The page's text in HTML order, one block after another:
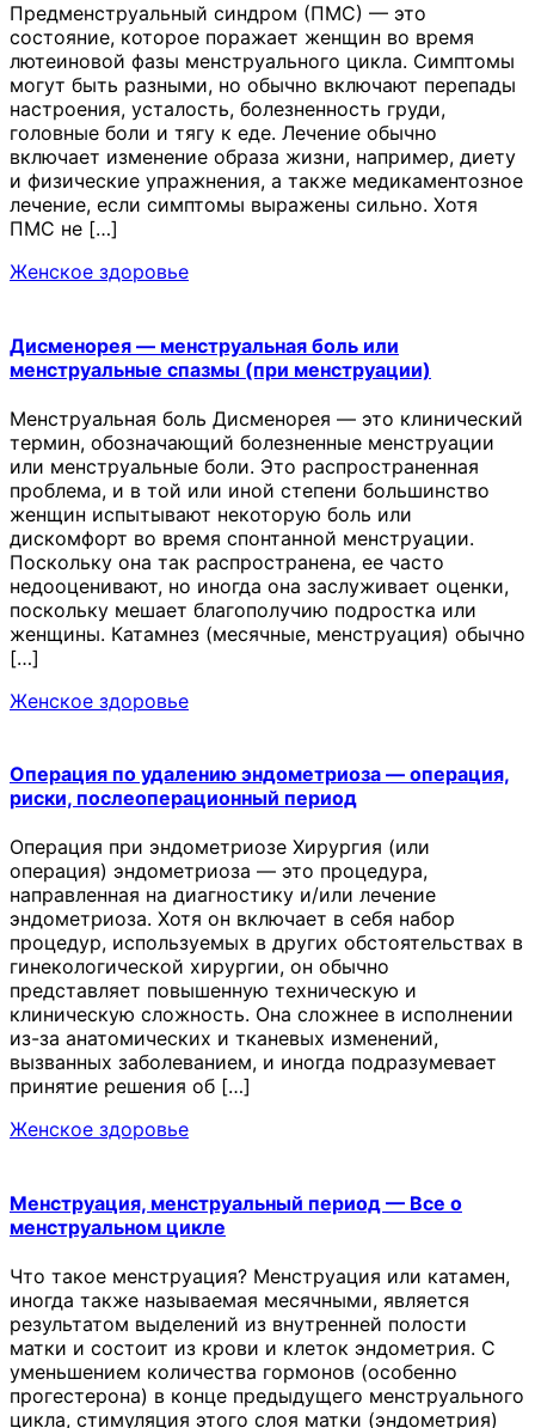
Предменструальный синдром (ПМС) — это
состояние, которое поражает женщин во время
лютеиновой фазы менструального цикла. Симптомы
могут быть разными, но обычно включают перепады
настроения, усталость, болезненность груди,
головные боли и тягу к еде. Лечение обычно
включает изменение образа жизни, например, диету
и физические упражнения, а также медикаментозное
лечение, если симптомы выражены сильно. Хотя
ПМС не […]
Женское здоровье
Дисменорея — менструальная боль или
менструальные спазмы (при менструации)
Менструальная боль Дисменорея — это клинический
термин, обозначающий болезненные менструации
или менструальные боли. Это распространенная
проблема, и в той или иной степени большинство
женщин испытывают некоторую боль или
дискомфорт во время спонтанной менструации.
Поскольку она так распространена, ее часто
недооценивают, но иногда она заслуживает оценки,
поскольку мешает благополучию подростка или
женщины. Катамнез (месячные, менструация) обычно
[…]
Женское здоровье
Операция по удалению эндометриоза — операция,
риски, послеоперационный период
Операция при эндометриозе Хирургия (или
операция) эндометриоза — это процедура,
направленная на диагностику и/или лечение
эндометриоза. Хотя он включает в себя набор
процедур, используемых в других обстоятельствах в
гинекологической хирургии, он обычно
представляет повышенную техническую и
клиническую сложность. Она сложнее в исполнении
из-за анатомических и тканевых изменений,
вызванных заболеванием, и иногда подразумевает
принятие решения об […]
Женское здоровье
Менструация, менструальный период — Все о
менструальном цикле
Что такое менструация? Менструация или катамен,
иногда также называемая месячными, является
результатом выделений из внутренней полости
матки и состоит из крови и клеток эндометрия. С
уменьшением количества гормонов (особенно
прогестерона) в конце предыдущего менструального
цикла, стимуляция этого слоя матки (эндометрия)